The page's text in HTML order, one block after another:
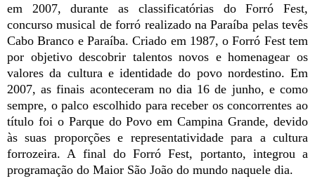
em 2007, durante as classificatórias do Forró Fest,
concurso musical de forró realizado na Paraíba pelas tevês
Cabo Branco e Paraíba. Criado em 1987, o Forró Fest tem
por objetivo descobrir talentos novos e homenagear os
valores da cultura e identidade do povo nordestino. Em
2007, as finais aconteceram no dia 16 de junho, e como
sempre, o palco escolhido para receber os concorrentes ao
título foi o Parque do Povo em Campina Grande, devido
às suas proporções e representatividade para a cultura
forrozeira. A final do Forró Fest, portanto, integrou a
programação do Maior São João do mundo naquele dia.